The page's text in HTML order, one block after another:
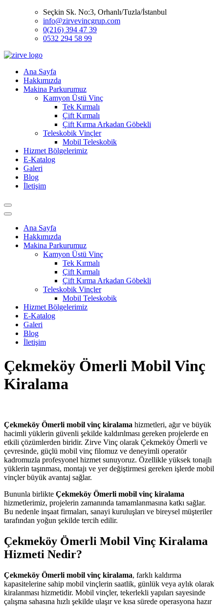
Seçkin Sk. No:3, Orhanlı/Tuzla/İstanbul
info@zirvevincgrup.com
0(216) 394 47 39
0532 294 58 99
Ana Sayfa
Hakkımızda
Makina Parkurumuz
Kamyon Üstü Vinç
Tek Kırmalı
Çift Kırmalı
Çift Kırma Arkadan Göbekli
Teleskobik Vinçler
Mobil Teleskobik
Hizmet Bölgelerimiz
E-Katalog
Galeri
Blog
İletişim
Ana Sayfa
Hakkımızda
Makina Parkurumuz
Kamyon Üstü Vinç
Tek Kırmalı
Çift Kırmalı
Çift Kırma Arkadan Göbekli
Teleskobik Vinçler
Mobil Teleskobik
Hizmet Bölgelerimiz
E-Katalog
Galeri
Blog
İletişim
Çekmeköy Ömerli Mobil Vinç
Kiralama
Çekmeköy Ömerli mobil vinç kiralama hizmetleri, ağır ve büyük
hacimli yüklerin güvenli şekilde kaldırılması gereken projelerde en
etkili çözümlerden biridir. Zirve Vinç olarak Çekmeköy Ömerli ve
çevresinde, güçlü mobil vinç filomuz ve deneyimli operatör
kadromuzla profesyonel hizmet sunuyoruz. Özellikle yüksek tonajlı
yüklerin taşınması, montajı ve yer değiştirmesi gereken işlerde mobil
vinçler büyük avantaj sağlar.
Bununla birlikte Çekmeköy Ömerli mobil vinç kiralama
hizmetlerimiz, projelerin zamanında tamamlanmasına katkı sağlar.
Bu nedenle inşaat firmaları, sanayi kuruluşları ve bireysel müşteriler
tarafından yoğun şekilde tercih edilir.
Çekmeköy Ömerli Mobil Vinç Kiralama
Hizmeti Nedir?
Çekmeköy Ömerli mobil vinç kiralama, farklı kaldırma
kapasitelerine sahip mobil vinçlerin saatlik, günlük veya aylık olarak
kiralanması hizmetidir. Mobil vinçler, tekerlekli yapıları sayesinde
çalışma sahasına hızlı şekilde ulaşır ve kısa sürede operasyona hazır